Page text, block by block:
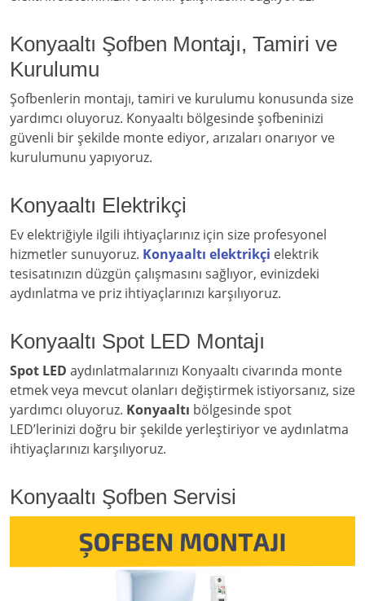
Konyaaltı Şofben Montajı, Tamiri ve
Kurulumu
Şofbenlerin montajı, tamiri ve kurulumu konusunda size
yardımcı oluyoruz. Konyaaltı bölgesinde şofbeninizi
güvenli bir şekilde monte ediyor, arızaları onarıyor ve
kurulumunu yapıyoruz.
Konyaaltı Elektrikçi
Ev elektriğiyle ilgili ihtiyaçlarınız için size profesyonel
hizmetler sunuyoruz. Konyaaltı elektrikçi elektrik
tesisatınızın düzgün çalışmasını sağlıyor, evinizdeki
aydınlatma ve priz ihtiyaçlarınızı karşılıyoruz.
Konyaaltı Spot LED Montajı
Spot LED aydınlatmalarınızı Konyaaltı civarında monte
etmek veya mevcut olanları değiştirmek istiyorsanız, size
yardımcı oluyoruz. Konyaaltı bölgesinde spot
LED’lerinizi doğru bir şekilde yerleştiriyor ve aydınlatma
ihtiyaçlarınızı karşılıyoruz.
Konyaaltı Şofben Servisi